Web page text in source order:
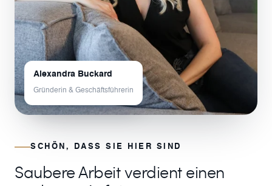
Alexandra Buckard
Gründerin & Geschäftsführerin
SCHÖN, DASS SIE HIER SIND
Saubere Arbeit verdient einen